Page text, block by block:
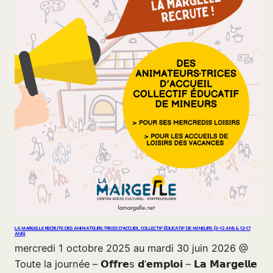
LA MARGELLE RECRUTE DES ANIMATEURS.TRICES D’ACCUEIL COLLECTIF ÉDUCATIF DE MINEURS (3-12 ANS & 12-17
ANS)
mercredi 1 octobre 2025 au mardi 30 juin 2026 @
Toute la journée – 𝗢𝗳𝗳𝗿𝗲s 𝗱’𝗲𝗺𝗽𝗹𝗼𝗶 – 𝗟𝗮 𝗠𝗮𝗿𝗴𝗲𝗹𝗹𝗲